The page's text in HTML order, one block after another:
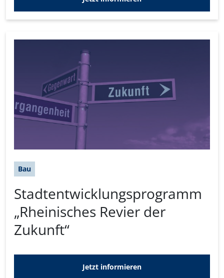
Bau
Stadtentwicklungsprogramm
„Rheinisches Revier der
Zukunft“
Jetzt informieren